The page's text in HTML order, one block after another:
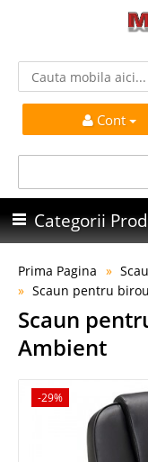
Cont
Categorii
Prima Pagina
Scaun pentru
Scaun
Ambient
-29%